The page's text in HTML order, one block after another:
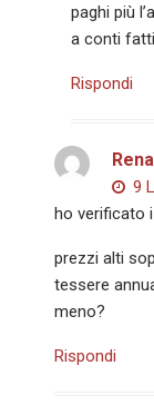
paghi più
a conti
Rispondi
9
ho verificato
prezzi alti
tessere
meno?
Rispondi